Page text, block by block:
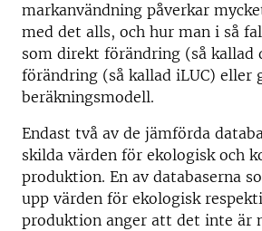
markanvändning påverkar
med det alls, och hur man i så
som direkt förändring (så kallad
förändring (så kallad iLUC) eller
beräkningsmodell.
Endast två av de jämförda
skilda värden för ekologisk och
produktion. En av databaserna
upp värden för ekologisk
produktion anger att det inte är